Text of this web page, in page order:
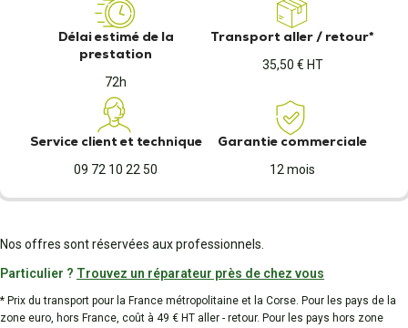
Délai estimé de la
prestation
72h
Transport aller / retour*
35,50 € HT
Service client et technique
09 72 10 22 50
Garantie commerciale
12 mois
Nos offres sont réservées aux professionnels.
Particulier ? Trouvez un réparateur près de chez vous
* Prix du transport pour la France métropolitaine et la Corse. Pour les pays de la
zone euro, hors France, coût à 49 € HT aller - retour. Pour les pays hors zone